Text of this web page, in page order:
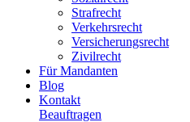
Strafrecht
Verkehrsrecht
Versicherungsrecht
Zivilrecht
Für Mandanten
Blog
Kontakt
Beauftragen